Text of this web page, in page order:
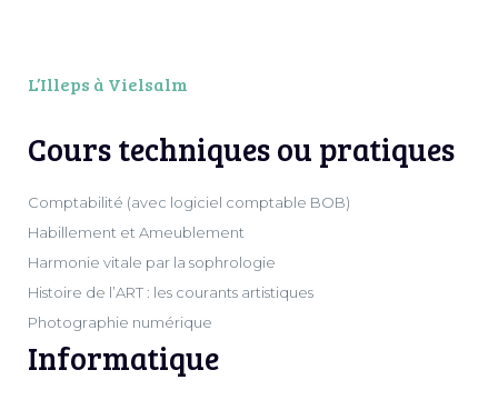
L’Illeps à Vielsalm
Cours techniques ou pratiques
Comptabilité (avec logiciel comptable BOB)
Habillement et Ameublement
Harmonie vitale par la sophrologie
Histoire de l’ART : les courants artistiques
Photographie numérique
Informatique